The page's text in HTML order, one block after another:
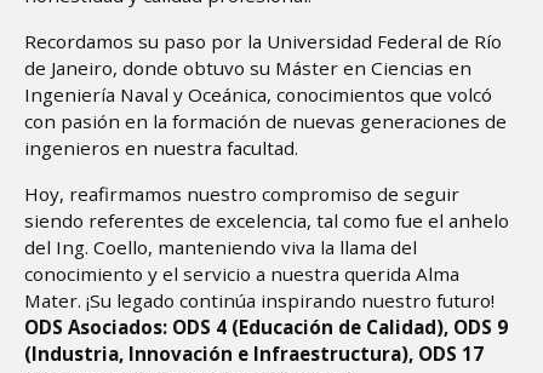
Recordamos su paso por la Universidad Federal de Río
de Janeiro, donde obtuvo su Máster en Ciencias en
Ingeniería Naval y Oceánica, conocimientos que volcó
con pasión en la formación de nuevas generaciones de
ingenieros en nuestra facultad.
Hoy, reafirmamos nuestro compromiso de seguir
siendo referentes de excelencia, tal como fue el anhelo
del Ing. Coello, manteniendo viva la llama del
conocimiento y el servicio a nuestra querida Alma
Mater. ¡Su legado continúa inspirando nuestro futuro!
ODS Asociados: ODS 4 (Educación de Calidad), ODS 9
(Industria, Innovación e Infraestructura), ODS 17